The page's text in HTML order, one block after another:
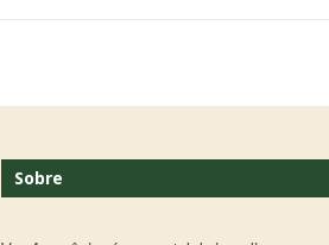
Sobre